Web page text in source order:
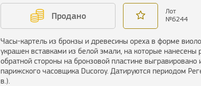
Продано
Лот
№6244
Часы-картель из бронзы и древесины ореха в форме
украшен вставками из белой эмали, на которые нанесены
обратной стороны на бронзовой пластине выгравировано
парижского часовщика Ducoroy. Датируются периодом
в.).